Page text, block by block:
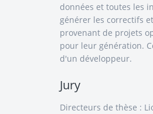
données et toutes les
générer les correctifs
provenant de projets
pour leur génération.
d'un développeur.
Jury
Directeurs de thèse :